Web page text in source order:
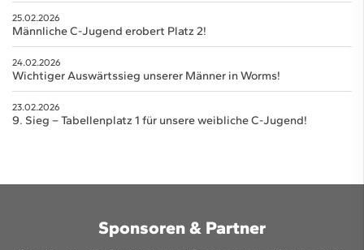
25.02.2026
Männliche C-Jugend erobert Platz 2!
24.02.2026
Wichtiger Auswärtssieg unserer Männer in Worms!
23.02.2026
9. Sieg – Tabellenplatz 1 für unsere weibliche C-Jugend!
Sponsoren & Partner